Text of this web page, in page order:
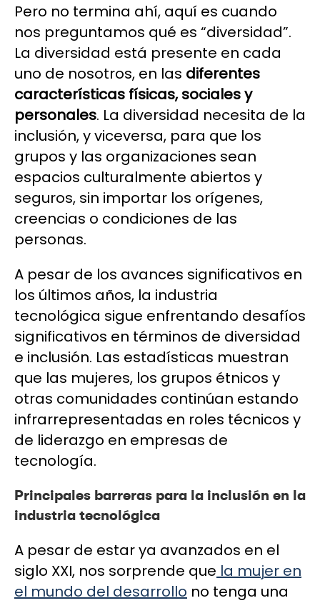
Pero no termina ahí, aquí es cuando
nos preguntamos qué es “diversidad”.
La diversidad está presente en cada
uno de nosotros, en las diferentes
características físicas, sociales y
personales. La diversidad necesita de la
inclusión, y viceversa, para que los
grupos y las organizaciones sean
espacios culturalmente abiertos y
seguros, sin importar los orígenes,
creencias o condiciones de las
personas.
A pesar de los avances significativos en
los últimos años, la industria
tecnológica sigue enfrentando desafíos
significativos en términos de diversidad
e inclusión. Las estadísticas muestran
que las mujeres, los grupos étnicos y
otras comunidades continúan estando
infrarrepresentadas en roles técnicos y
de liderazgo en empresas de
tecnología.
Principales barreras para la inclusión en la
industria tecnológica
A pesar de estar ya avanzados en el
siglo XXI, nos sorprende que la mujer en
el mundo del desarrollo no tenga una